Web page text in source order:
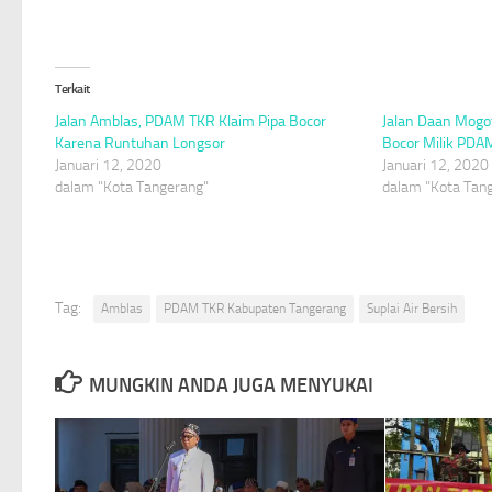
Terkait
Jalan Amblas, PDAM TKR Klaim Pipa Bocor
Karena Runtuhan Longsor
Januari 12, 2020
dalam "Kota Tangerang"
Jalan Daan
Bocor Milik
Januari 12, 2020
dalam "Kota
Tag: Amblas PDAM TKR Kabupaten Tangerang Suplai Air Bersih
MUNGKIN ANDA JUGA MENYUKAI